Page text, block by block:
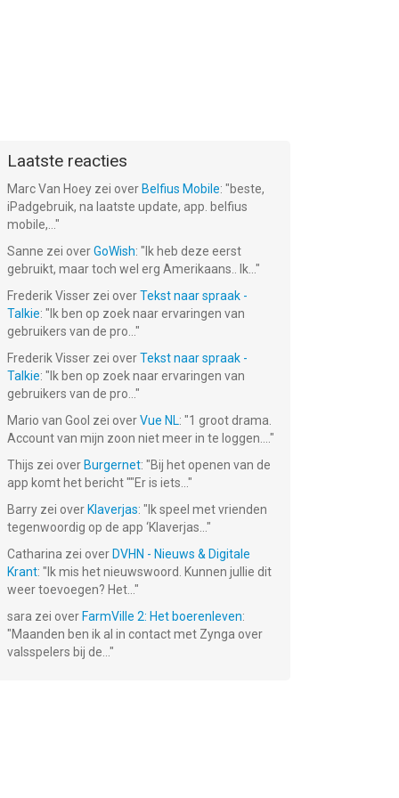
Laatste reacties
Marc Van Hoey zei over Belfius Mobile: "beste,
iPadgebruik, na laatste update, app. belfius
mobile,... "
Sanne zei overGoWish: " Ik heb deze eerst
gebruikt, maar toch wel erg Amerikaans.. Ik... "
Frederik Visser zei overTekst naar spraak -
Talkie: " Ik ben op zoek naar ervaringen van
gebruikers van de pro... "
Frederik Visser zei overTekst naar spraak -
Talkie: " Ik ben op zoek naar ervaringen van
gebruikers van de pro... "
Mario van Gool zei overVue NL: "1 groot drama.
Account van mijn zoon niet meer in te loggen.... "
Thijs zei over Burgernet: "Bij het openen van de
app komt het bericht ""Er is iets... "
Barry zei over Klaverjas: " Ik speel met vrienden
tegenwoordig op de app ‘Klaverjas... "
Catharina zei over DVHN - Nieuws & Digitale
Krant: " Ik mis het nieuwswoord. Kunnen jullie dit
weer toevoegen? Het... "
sara zei over FarmVille 2: Het boerenleven:
"Maanden ben ik al in contact met Zynga over
valsspelers bij de... "